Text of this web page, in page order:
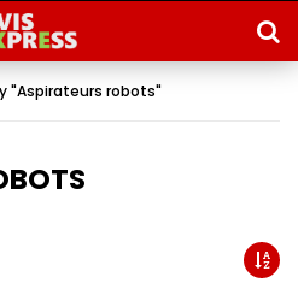
"Aspirateurs robots"